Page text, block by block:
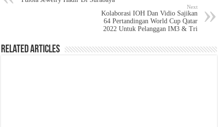
Next
Kolaborasi IOH Dan Vidio Sajikan
64 Pertandingan World Cup Qatar
2022 Untuk Pelanggan IM3 & Tri
Related Articles